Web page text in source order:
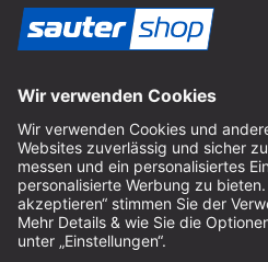
Anfahrt
Montag bis Freitag
8:30 - 12:30 Uhr & 14:00 - 16:30 Uhr
Hilfe